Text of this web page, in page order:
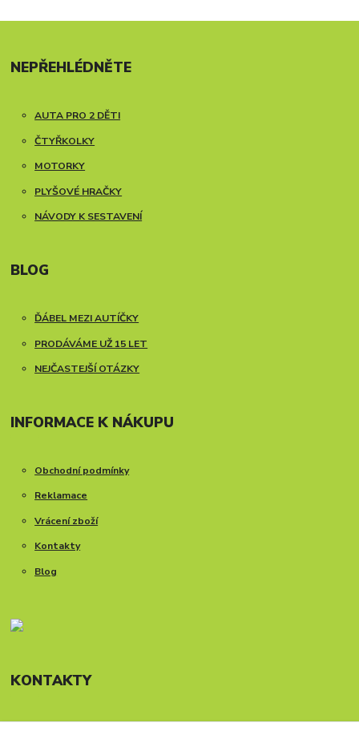
NEPŘEHLÉDNĚTE
AUTA PRO 2 DĚTI
ČTYŘKOLKY
MOTORKY
PLYŠOVÉ HRAČKY
NÁVODY K SESTAVENÍ
BLOG
ĎÁBEL MEZI AUTÍČKY
PRODÁVÁME UŽ 15 LET
NEJČASTEJŠÍ OTÁZKY
INFORMACE K NÁKUPU
Obchodní podmínky
Reklamace
Vrácení zboží
Kontakty
Blog
KONTAKTY